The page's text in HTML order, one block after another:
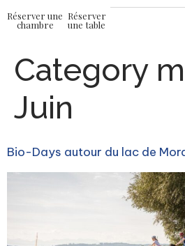
Réserver une
chambre
Réserver
une table
Category
Juin
Bio-Days autour du lac de